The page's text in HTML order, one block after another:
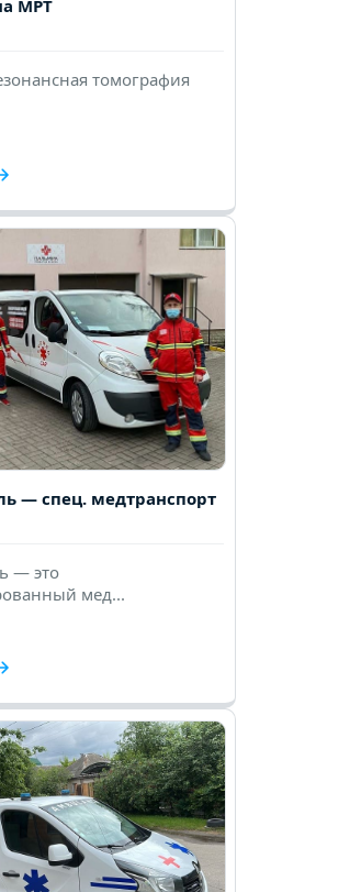
МРТ
томография
— спец. медтранспорт
— это
мед...